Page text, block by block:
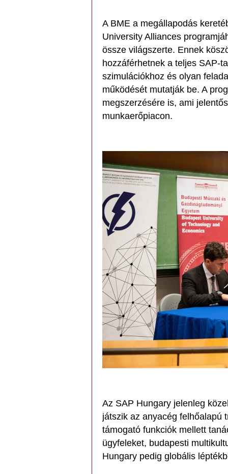
A BME a megállapodás
University Alliances
össze világszerte. Ennek
hozzáférhetnek a teljes SAP-
szimulációkhoz és olyan
működését mutatják be. A
megszerzésére is, ami
munkaerőpiacon.
Az SAP Hungary jelenleg
játszik az anyacég felhőalapú
támogató funkciók mellett
ügyfeleket, budapesti
Hungary pedig globális